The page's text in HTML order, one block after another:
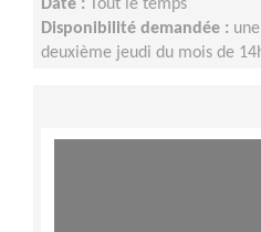
Date : Tout le temps
Disponibilité demandée :
deuxième jeudi du mois de